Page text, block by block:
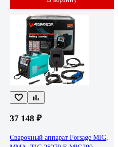
37 148 ₽
Сварочный аппарат Forsage MIG,